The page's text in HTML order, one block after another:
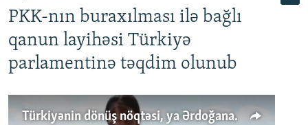
PKK-nın buraxılması ilə bağlı
qanun layihəsi Türkiyə
parlamentinə təqdim olunub
Türkiyənin dönüş nöqtəsi, ya Ərdoğana üçüncü şans: PKK ilə qəfil barışıq nə deməkdir?